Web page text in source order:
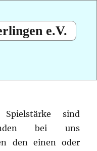
e.V.
Spielstärke sind
bei uns
den einen oder